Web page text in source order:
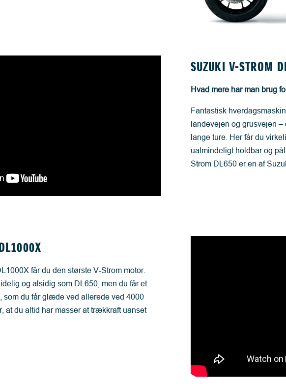
SUZUKI V-STROM
Hvad mere har man brug
Fantastisk
landevejen og grusvejen –
lange ture. Her får du
ualmindeligt holdbar og
Strom DL650 er en af
får du den største V-Strom motor.
og alsidig som DL650, men du får et
som du får glæde ved allerede ved 4000
at du altid har masser at trækkraft uanset